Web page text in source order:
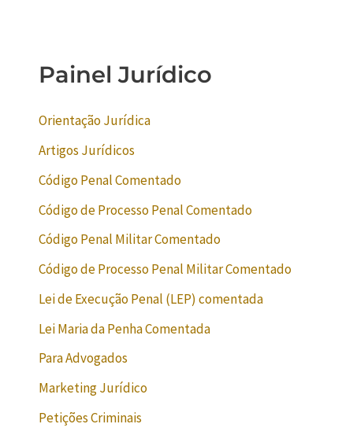
Painel Jurídico
Orientação Jurídica
Artigos Jurídicos
Código Penal Comentado
Código de Processo Penal Comentado
Código Penal Militar Comentado
Código de Processo Penal Militar Comentado
Lei de Execução Penal (LEP) comentada
Lei Maria da Penha Comentada
Para Advogados
Marketing Jurídico
Petições Criminais